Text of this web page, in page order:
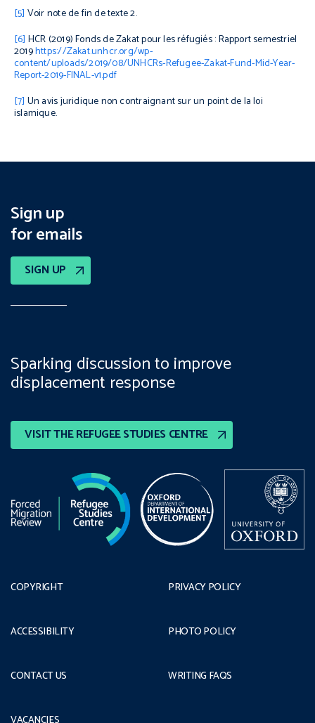
[5] Voir note de fin de texte 2.
[6] HCR (2019)Fonds de Zakat pour les réfugiés : Rapport semestriel
2019https://Zakat.unhcr.org/wp-
content/uploads/2019/08/UNHCRs-Refugee-Zakat-Fund-Mid-Year-
Report-2019-FINAL-v1.pdf
[7] Un avis juridique non contraignant sur un point de la loi
islamique.
Sign up
for emails
SIGN UP
VISIT THE REFUGEE STUDIES CENTRE
Sparking discussion to improve
displacement response
COPYRIGHT
ACCESSIBILITY
CONTACT US
PRIVACY POLICY
PHOTO POLICY
WRITING FAQS